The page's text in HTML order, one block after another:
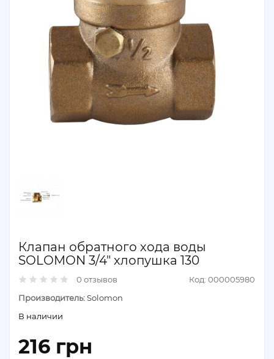
Клапан обратного хода воды
SOLOMON 3/4" хлопушка 130
0 отзывов
Код: 000005980
Производитель:Solomon
В наличии
216 грн